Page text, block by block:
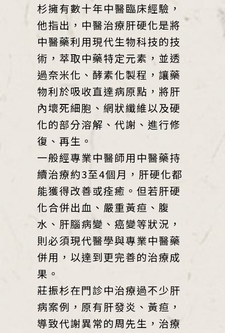
杉擁有數十年中醫臨床經驗，
他指出，中醫治療肝硬化是將
中醫藥利用現代生物科技的技
術，萃取中藥特定元素，並透
過奈米化、酵素化製程，讓藥
物利於吸收直達病原點，將肝
內壞死細胞、網狀纖維以及硬
化的部分溶解、代謝、進行修
復、再生。
一般經專業中醫師用中醫藥持
續治療約3至4個月，肝硬化都
能獲得改善或痊癒。但若肝硬
化合併出血、嚴重黃疸、腹
水、肝腦病變、癌變等狀況，
則必須現代醫學與專業中醫藥
併用，以達到更完善的治療成
果。
莊振杉在門診中治療過不少肝
病案例，原有肝發炎、黃疸，
導致代謝異常的周先生，治療